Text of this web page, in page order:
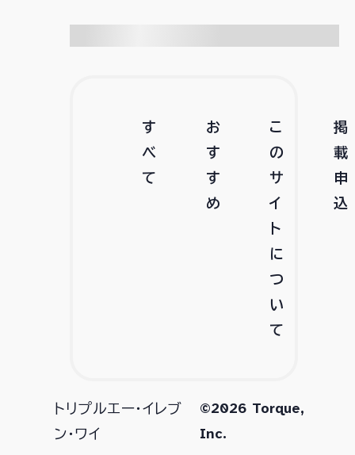
す
べ
て
お
す
す
め
こ
の
サ
イ
ト
に
つ
い
て
掲
載
申
込
トリプルエー・イレブ
ン・ワイ
©2026 Torque,
Inc.